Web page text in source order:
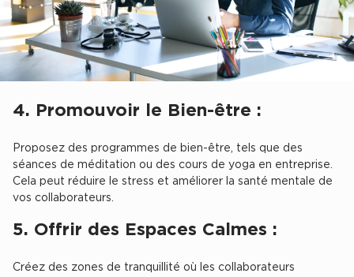
Location de Commerces à Bordeaux
Location de Commerces à Toulouse
Location de Commerces à Reims
Achat de Commerces à Toulouse
Achat de Commerces à Marseille
Achat de Commerces à Dijon
4. Promouvoir le Bien-être :
Proposez des programmes de bien-être, tels que des
séances de méditation ou des cours de yoga en entreprise.
Cela peut réduire le stress et améliorer la santé mentale de
vos collaborateurs.
5. Offrir des Espaces Calmes :
Créez des zones de tranquillité où les collaborateurs